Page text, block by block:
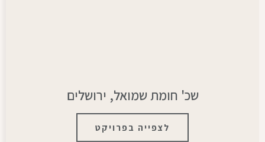
שכ' חומת שמואל, ירושלים
לצפייה בפרויקט